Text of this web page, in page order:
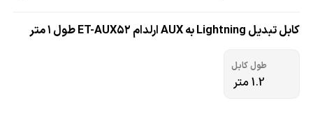
کابل تبدیل Lightning به AUX ارلدام ET-AUX52 طول 1 متر
طول کابل
1.2 متر